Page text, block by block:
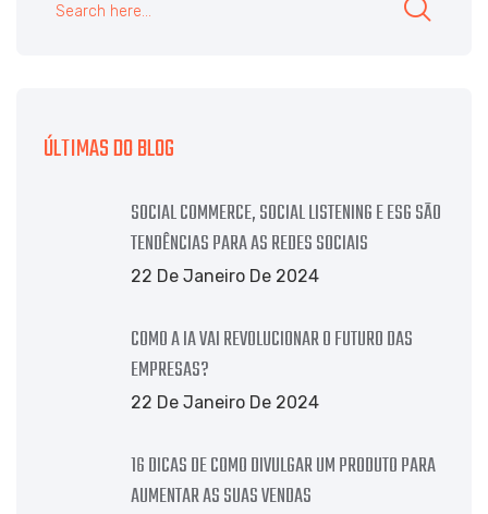
ÚLTIMAS DO BLOG
SOCIAL COMMERCE, SOCIAL LISTENING E ESG SÃO
TENDÊNCIAS PARA AS REDES SOCIAIS
22 De Janeiro De 2024
COMO A IA VAI REVOLUCIONAR O FUTURO DAS
EMPRESAS?
22 De Janeiro De 2024
16 DICAS DE COMO DIVULGAR UM PRODUTO PARA
AUMENTAR AS SUAS VENDAS